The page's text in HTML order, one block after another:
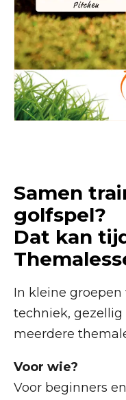
Samen
golfspel?
Dat kan
In kleine
techniek, gezellig
meerdere
Voor wie?
Voor beginners